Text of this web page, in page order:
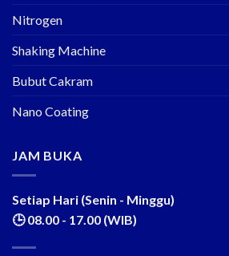
Nitrogen
Shaking Machine
Bubut Cakram
Nano Coating
JAM BUKA
Setiap Hari (Senin - Minggu)
🕒 08.00 - 17.00 (WIB)